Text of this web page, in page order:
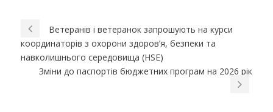
Ветеранів і ветеранок запрошують на курси
координаторів з охорони здоров’я, безпеки та
навколишнього середовища (HSE)
Зміни до паспортів бюджетних програм на 2026 рік